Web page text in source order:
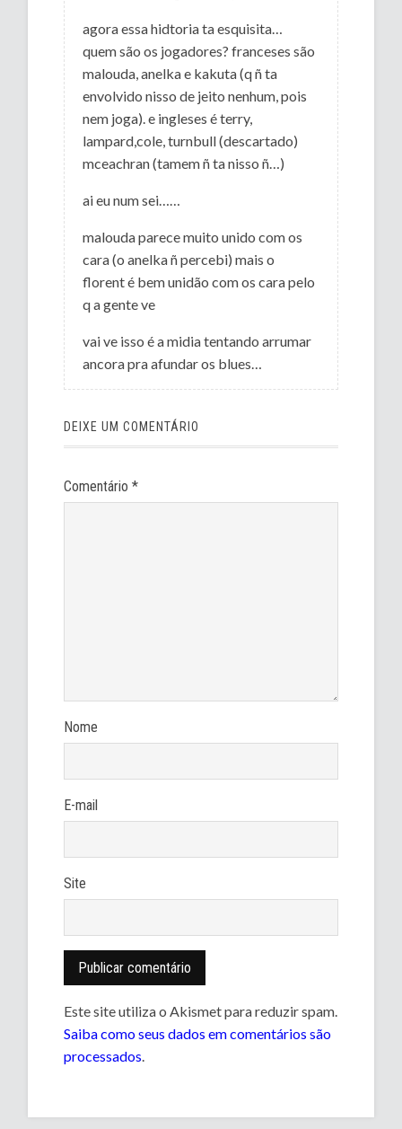
agora essa hidtoria ta esquisita…
quem são os jogadores? franceses são
malouda, anelka e kakuta (q ñ ta
envolvido nisso de jeito nenhum, pois
nem joga). e ingleses é terry,
lampard,cole, turnbull (descartado)
mceachran (tamem ñ ta nisso ñ…)
ai eu num sei……
malouda parece muito unido com os
cara (o anelka ñ percebi) mais o
florent é bem unidão com os cara pelo
q a gente ve
vai ve isso é a midia tentando arrumar
ancora pra afundar os blues…
DEIXE UM COMENTÁRIO
Comentário*
Nome
E-mail
Site
Este site utiliza o Akismet para reduzir spam.
Saiba como seus dados em comentários são
processados